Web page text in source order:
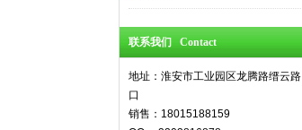
联系我们 Contact
地址：淮安市工业园区龙腾路缙云路
口
销售：18015188159